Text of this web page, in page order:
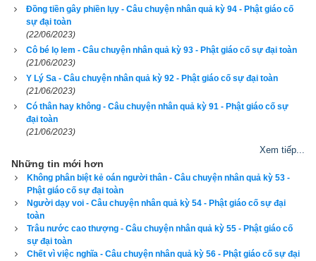
Đồng tiền gây phiền lụy - Câu chuyện nhân quả kỳ 94 - Phật giáo cố
sự đại toàn
(22/06/2023)
Cô bé lọ lem - Câu chuyện nhân quả kỳ 93 - Phật giáo cố sự đại toàn
(21/06/2023)
Y Lý Sa - Câu chuyện nhân quả kỳ 92 - Phật giáo cố sự đại toàn
(21/06/2023)
Có thân hay không - Câu chuyện nhân quả kỳ 91 - Phật giáo cố sự
đại toàn
(21/06/2023)
Xem tiếp...
Những tin mới hơn
Không phân biệt kẻ oán người thân - Câu chuyện nhân quả kỳ 53 -
Phật giáo cố sự đại toàn
Người dạy voi - Câu chuyện nhân quả kỳ 54 - Phật giáo cố sự đại
toàn
Trâu nước cao thượng - Câu chuyện nhân quả kỳ 55 - Phật giáo cố
sự đại toàn
Chết vì việc nghĩa - Câu chuyện nhân quả kỳ 56 - Phật giáo cố sự đại